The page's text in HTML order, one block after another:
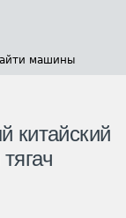
машины
китайский